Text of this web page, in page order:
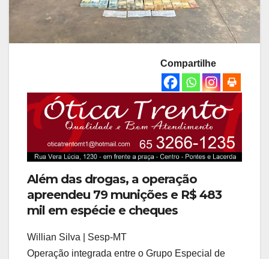
Compartilhe
Além das drogas, a operação
apreendeu 79 munições e R$ 483
mil em espécie e cheques
Willian Silva | Sesp-MT
Operação integrada entre o Grupo Especial de